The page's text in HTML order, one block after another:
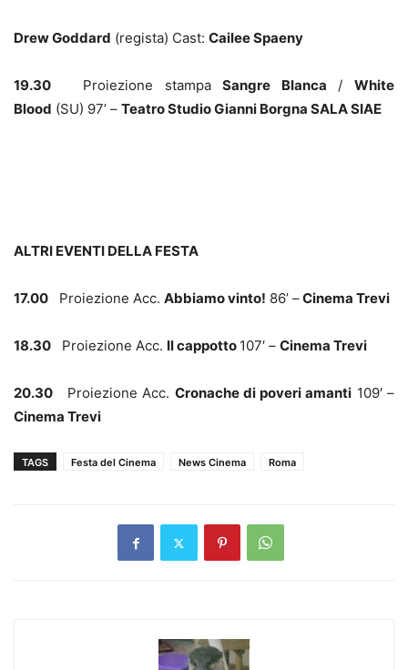
Drew Goddard (regista) Cast: Cailee Spaeny
19.30 Proiezione stampaSangre Blanca / White
Blood (SU) 97’ – Teatro Studio Gianni Borgna SALA SIAE
ALTRI EVENTI DELLA FESTA
17.00 Proiezione Acc. Abbiamo vinto! 86’ –Cinema Trevi
18.30 Proiezione Acc. Il cappotto 107′ – Cinema Trevi
20.30 Proiezione Acc. Cronache di poveri amanti 109′ –
Cinema Trevi
TAGS Festa del Cinema News Cinema Roma